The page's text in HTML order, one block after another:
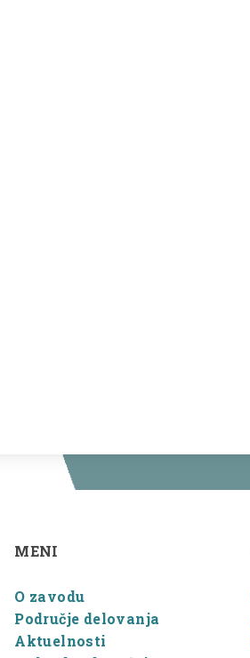
MENI
O zavodu
Područje delovanja
Aktuelnosti